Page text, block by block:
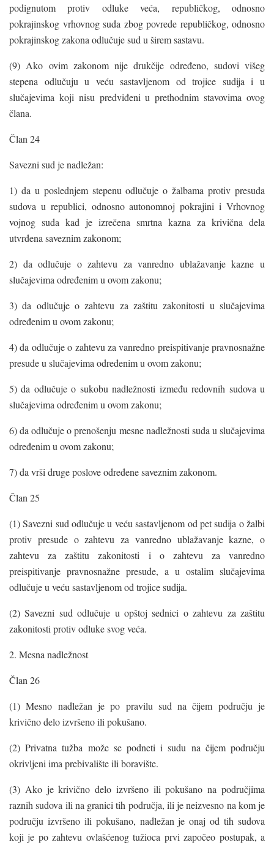
podignutom protiv odluke veća, republičkog, odnosno
pokrajinskog vrhovnog suda zbog povrede republičkog, odnosno
pokrajinskog zakona odlučuje sud u širem sastavu.
(9) Ako ovim zakonom nije drukčije određeno, sudovi višeg
stepena odlučuju u veću sastavljenom od trojice sudija i u
slučajevima koji nisu predviđeni u prethodnim stavovima ovog
člana.
Član 24
Savezni sud je nadležan:
1) da u poslednjem stepenu odlučuje o žalbama protiv presuda
sudova u republici, odnosno autonomnoj pokrajini i Vrhovnog
vojnog suda kad je izrečena smrtna kazna za krivična dela
utvrđena saveznim zakonom;
2) da odlučuje o zahtevu za vanredno ublažavanje kazne u
slučajevima određenim u ovom zakonu;
3) da odlučuje o zahtevu za zaštitu zakonitosti u slučajevima
određenim u ovom zakonu;
4) da odlučuje o zahtevu za vanredno preispitivanje pravnosnažne
presude u slučajevima određenim u ovom zakonu;
5) da odlučuje o sukobu nadležnosti između redovnih sudova u
slučajevima određenim u ovom zakonu;
6) da odlučuje o prenošenju mesne nadležnosti suda u slučajevima
određenim u ovom zakonu;
7) da vrši druge poslove određene saveznim zakonom.
Član 25
(1) Savezni sud odlučuje u veću sastavljenom od pet sudija o žalbi
protiv presude o zahtevu za vanredno ublažavanje kazne, o
zahtevu za zaštitu zakonitosti i o zahtevu za vanredno
preispitivanje pravnosnažne presude, a u ostalim slučajevima
odlučuje u veću sastavljenom od trojice sudija.
(2) Savezni sud odlučuje u opštoj sednici o zahtevu za zaštitu
zakonitosti protiv odluke svog veća.
2. Mesna nadležnost
Član 26
(1) Mesno nadležan je po pravilu sud na čijem području je
krivično delo izvršeno ili pokušano.
(2) Privatna tužba može se podneti i sudu na čijem području
okrivljeni ima prebivalište ili boravište.
(3) Ako je krivično delo izvršeno ili pokušano na područjima
raznih sudova ili na granici tih područja, ili je neizvesno na kom je
području izvršeno ili pokušano, nadležan je onaj od tih sudova
koji je po zahtevu ovlašćenog tužioca prvi započeo postupak, a